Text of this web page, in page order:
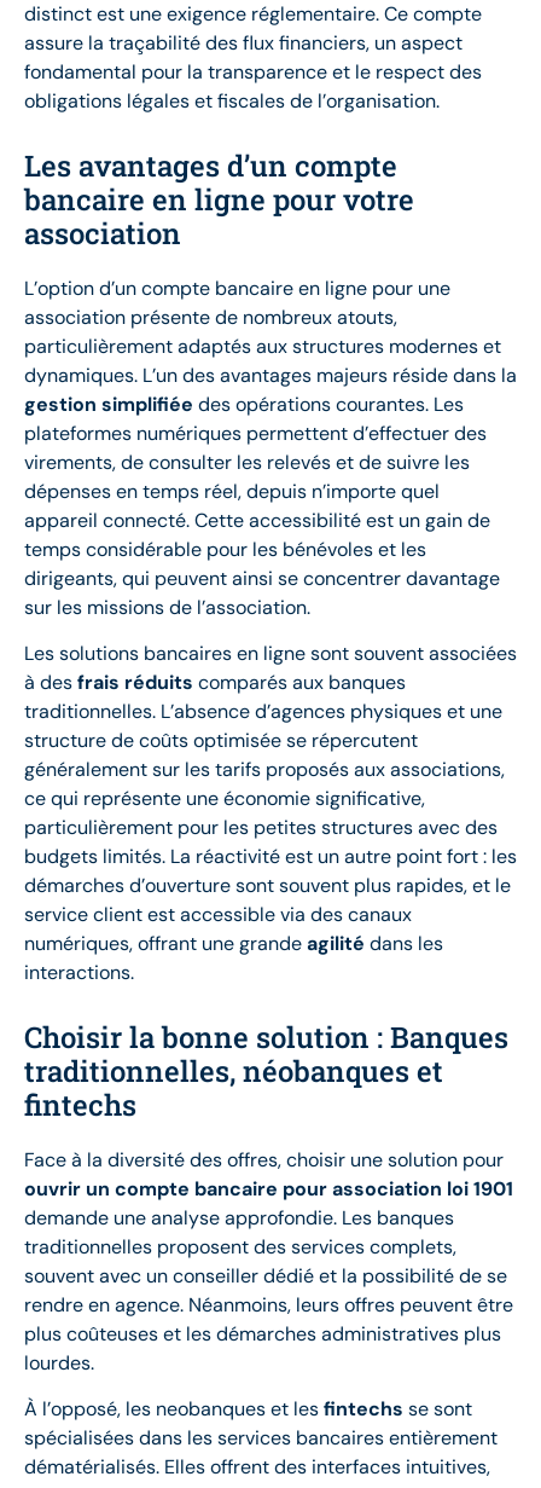
distinct est une exigence réglementaire. Ce compte
assure la traçabilité des flux financiers, un aspect
fondamental pour la transparence et le respect des
obligations légales et fiscales de l’organisation.
Les avantages d’un compte
bancaire en ligne pour votre
association
L’option d’un compte bancaire en ligne pour une
association présente de nombreux atouts,
particulièrement adaptés aux structures modernes et
dynamiques. L’un des avantages majeurs réside dans la
gestion simplifiée des opérations courantes. Les
plateformes numériques permettent d’effectuer des
virements, de consulter les relevés et de suivre les
dépenses en temps réel, depuis n’importe quel
appareil connecté. Cette accessibilité est un gain de
temps considérable pour les bénévoles et les
dirigeants, qui peuvent ainsi se concentrer davantage
sur les missions de l’association.
Les solutions bancaires en ligne sont souvent associées
à desfrais réduits comparés aux banques
traditionnelles. L’absence d’agences physiques et une
structure de coûts optimisée se répercutent
généralement sur les tarifs proposés aux associations,
ce qui représente une économie significative,
particulièrement pour les petites structures avec des
budgets limités. La réactivité est un autre point fort : les
démarches d’ouverture sont souvent plus rapides, et le
service client est accessible via des canaux
numériques, offrant une grandeagilité dans les
interactions.
Choisir la bonne solution : Banques
traditionnelles, néobanques et
fintechs
Face à la diversité des offres, choisir une solution pour
ouvrir un compte bancaire pour association loi 1901
demande une analyse approfondie. Les banques
traditionnelles proposent des services complets,
souvent avec un conseiller dédié et la possibilité de se
rendre en agence. Néanmoins, leurs offres peuvent être
plus coûteuses et les démarches administratives plus
lourdes.
À l’opposé, les neobanques et lesfintechs se sont
spécialisées dans les services bancaires entièrement
dématérialisés. Elles offrent des interfaces intuitives,